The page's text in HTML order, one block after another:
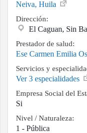
Ciudades
Buscar
Contacto
Neiva, Huila
Dirección:
El Caguan, Sin
Prestador de salud:
Ese Carmen Emilia
Servicios y
Ver 3 especialidades
Empresa Social del
Si
Nivel / Naturaleza:
1 - Pública